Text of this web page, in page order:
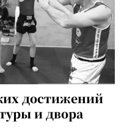
достижений
и двора